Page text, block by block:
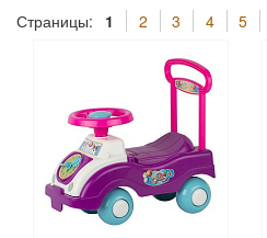
Страницы: 1 2 3 4 5